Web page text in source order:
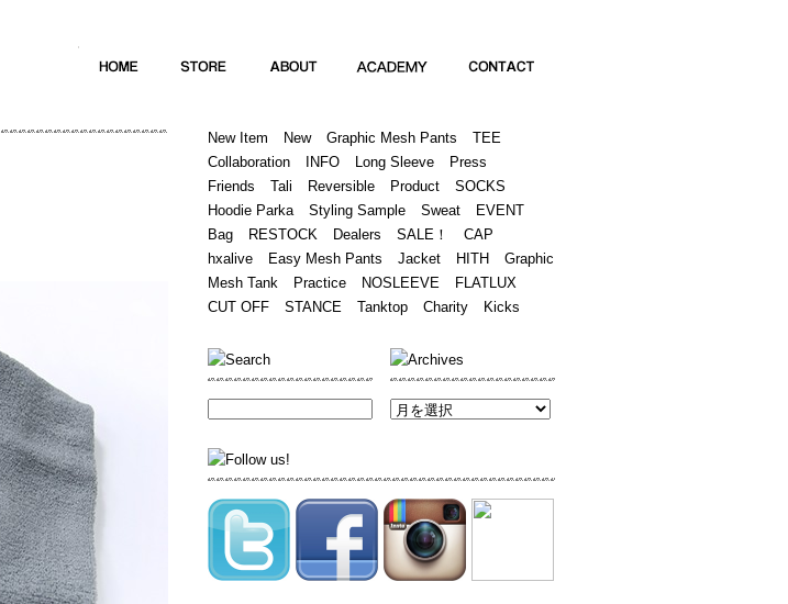
New Item New Graphic Mesh Pants
TEE
Collaboration
INFO Long Sleeve
Press
Friends
Tali Reversible Product
SOCKS
Hoodie Parka
Styling Sample Sweat
EVENT
Bag
RESTOCK Dealers SALE！
CAP
hxalive
Easy Mesh Pants Jacket HITH
Graphic
Mesh Tank
Practice NOSLEEVE
FLATLUX
CUT OFF
STANCE Tanktop Charity Kicks